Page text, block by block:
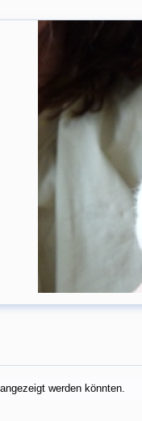
werden könnten.